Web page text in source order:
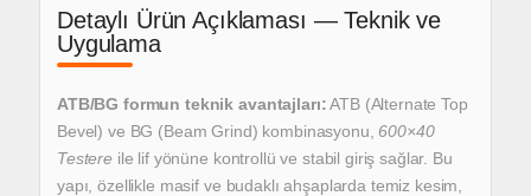
Detaylı Ürün Açıklaması — Teknik ve
Uygulama
ATB/BG formun teknik avantajları:ATB (Alternate Top
Bevel) ve BG (Beam Grind) kombinasyonu, 600×40
Testere ile lif yönüne kontrollü ve stabil giriş sağlar. Bu
yapı, özellikle masif ve budaklı ahşaplarda temiz kesim,